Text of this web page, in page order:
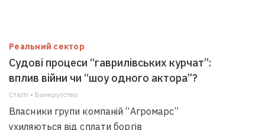
Реальний сектор
Судові процеси “гаврилівських курчат”:
вплив війни чи “шоу одного актора”?
Статті • Банкрутство
Власники групи компаній “Агромарс”
ухиляються від сплати боргів